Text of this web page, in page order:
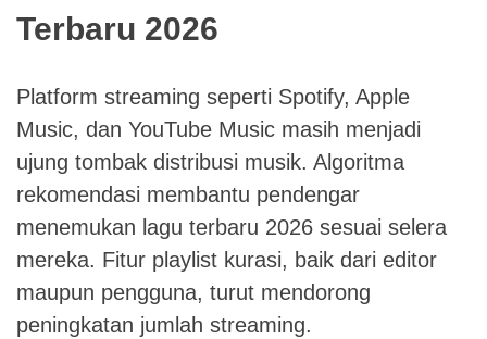
Terbaru 2026
Platform streaming seperti Spotify, Apple
Music, dan YouTube Music masih menjadi
ujung tombak distribusi musik. Algoritma
rekomendasi membantu pendengar
menemukan lagu terbaru 2026 sesuai selera
mereka. Fitur playlist kurasi, baik dari editor
maupun pengguna, turut mendorong
peningkatan jumlah streaming.